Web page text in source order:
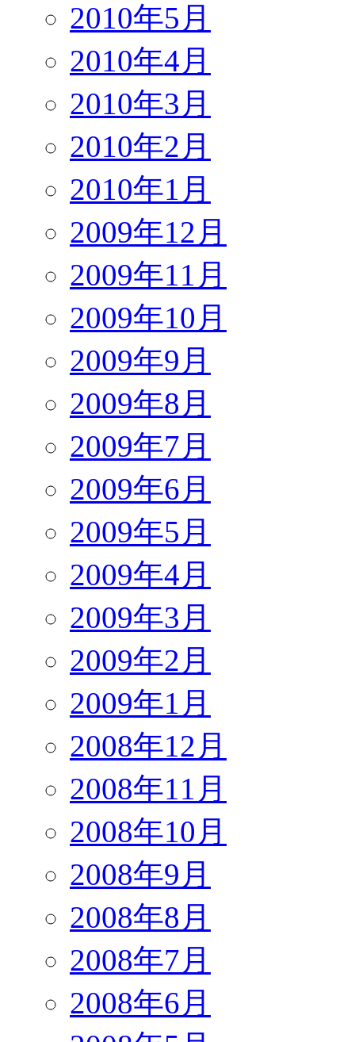
2010年5月
2010年4月
2010年3月
2010年2月
2010年1月
2009年12月
2009年11月
2009年10月
2009年9月
2009年8月
2009年7月
2009年6月
2009年5月
2009年4月
2009年3月
2009年2月
2009年1月
2008年12月
2008年11月
2008年10月
2008年9月
2008年8月
2008年7月
2008年6月